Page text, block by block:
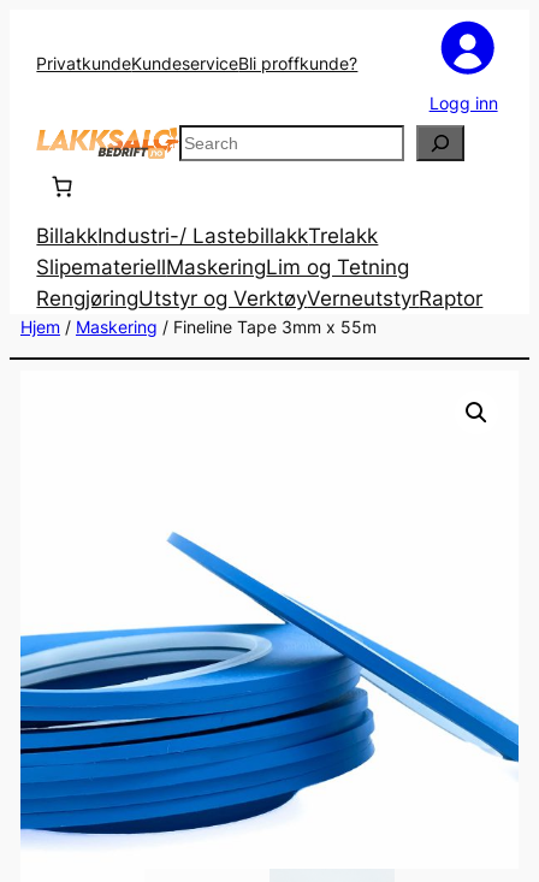
PrivatkundeKundeserviceBli proffkunde?
Logg inn
Search
BillakkIndustri-/ LastebillakkTrelakk
SlipemateriellMaskeringLim og Tetning
RengjøringUtstyr og VerktøyVerneutstyrRaptor
Hjem/ Maskering / Fineline Tape 3mm x 55m